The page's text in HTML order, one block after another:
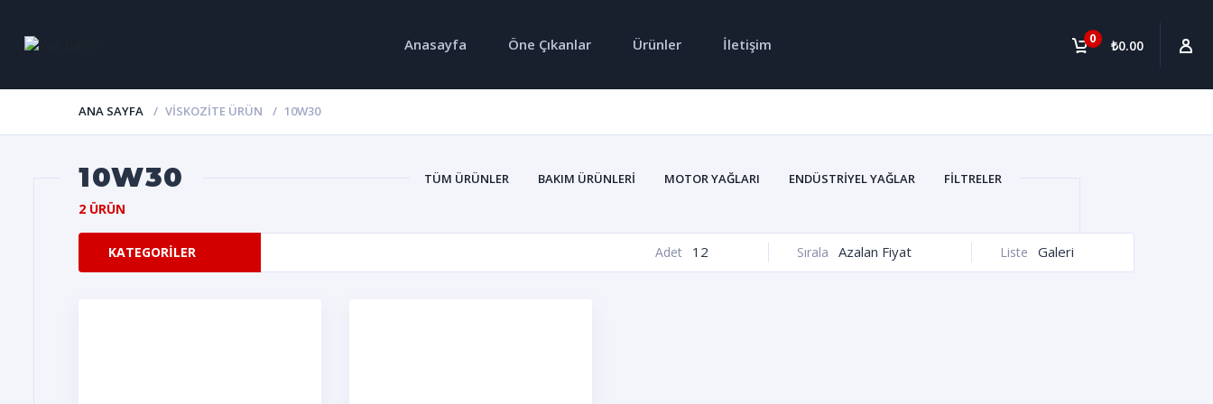
0 ₺0.00
Anasayfa Öne Çıkanlar Ürünler İletişim
ANA SAYFA VISKOZITE ÜRÜN 10W30
10W30 TÜM ÜRÜNLER BAKIM ÜRÜNLERI MOTOR YAĞLARI ENDÜSTRIYEL YAĞLAR FILTRELER
2 ÜRÜN
KATEGORILER Liste Galeri
Sırala Azalan Fiyat
Adet 12